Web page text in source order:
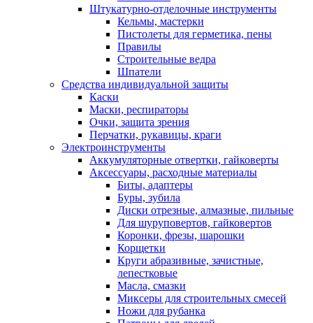
Штукатурно-отделочные инструменты
Кельмы, мастерки
Пистолеты для герметика, пены
Правилы
Строительные ведра
Шпатели
Средства индивидуальной защиты
Каски
Маски, респираторы
Очки, защита зрения
Перчатки, рукавицы, краги
Электроинструменты
Аккумуляторные отвертки, гайковерты
Аксессуары, расходные материалы
Биты, адаптеры
Буры, зубила
Диски отрезные, алмазные, пильные
Для шуруповертов, гайковертов
Коронки, фрезы, шарошки
Корщетки
Круги абразивные, зачистные,
лепестковые
Масла, смазки
Миксеры для строительных смесей
Ножи для рубанка